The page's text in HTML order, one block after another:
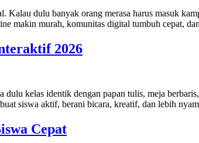
Kalau dulu banyak orang merasa harus masuk
makin murah, komunitas digital tumbuh cepat,
2026
kelas identik dengan papan tulis, meja
siswa aktif, berani bicara, kreatif, dan lebih
Cepat